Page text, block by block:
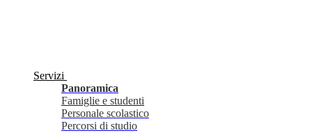
Servizi
Panoramica
Famiglie e studenti
Personale scolastico
Percorsi di studio